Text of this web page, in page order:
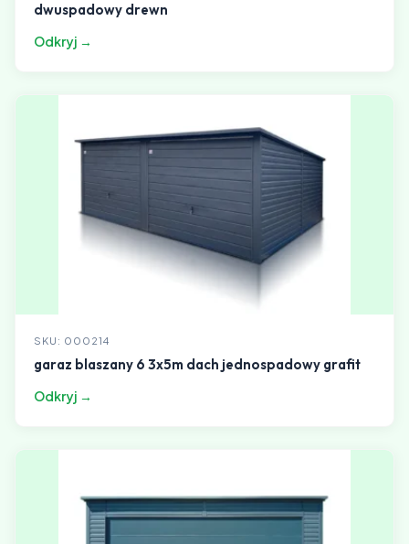
dwuspadowy drewn
Odkryj →
SKU: 000214
garaz blaszany 6 3x5m dach jednospadowy grafit
Odkryj →